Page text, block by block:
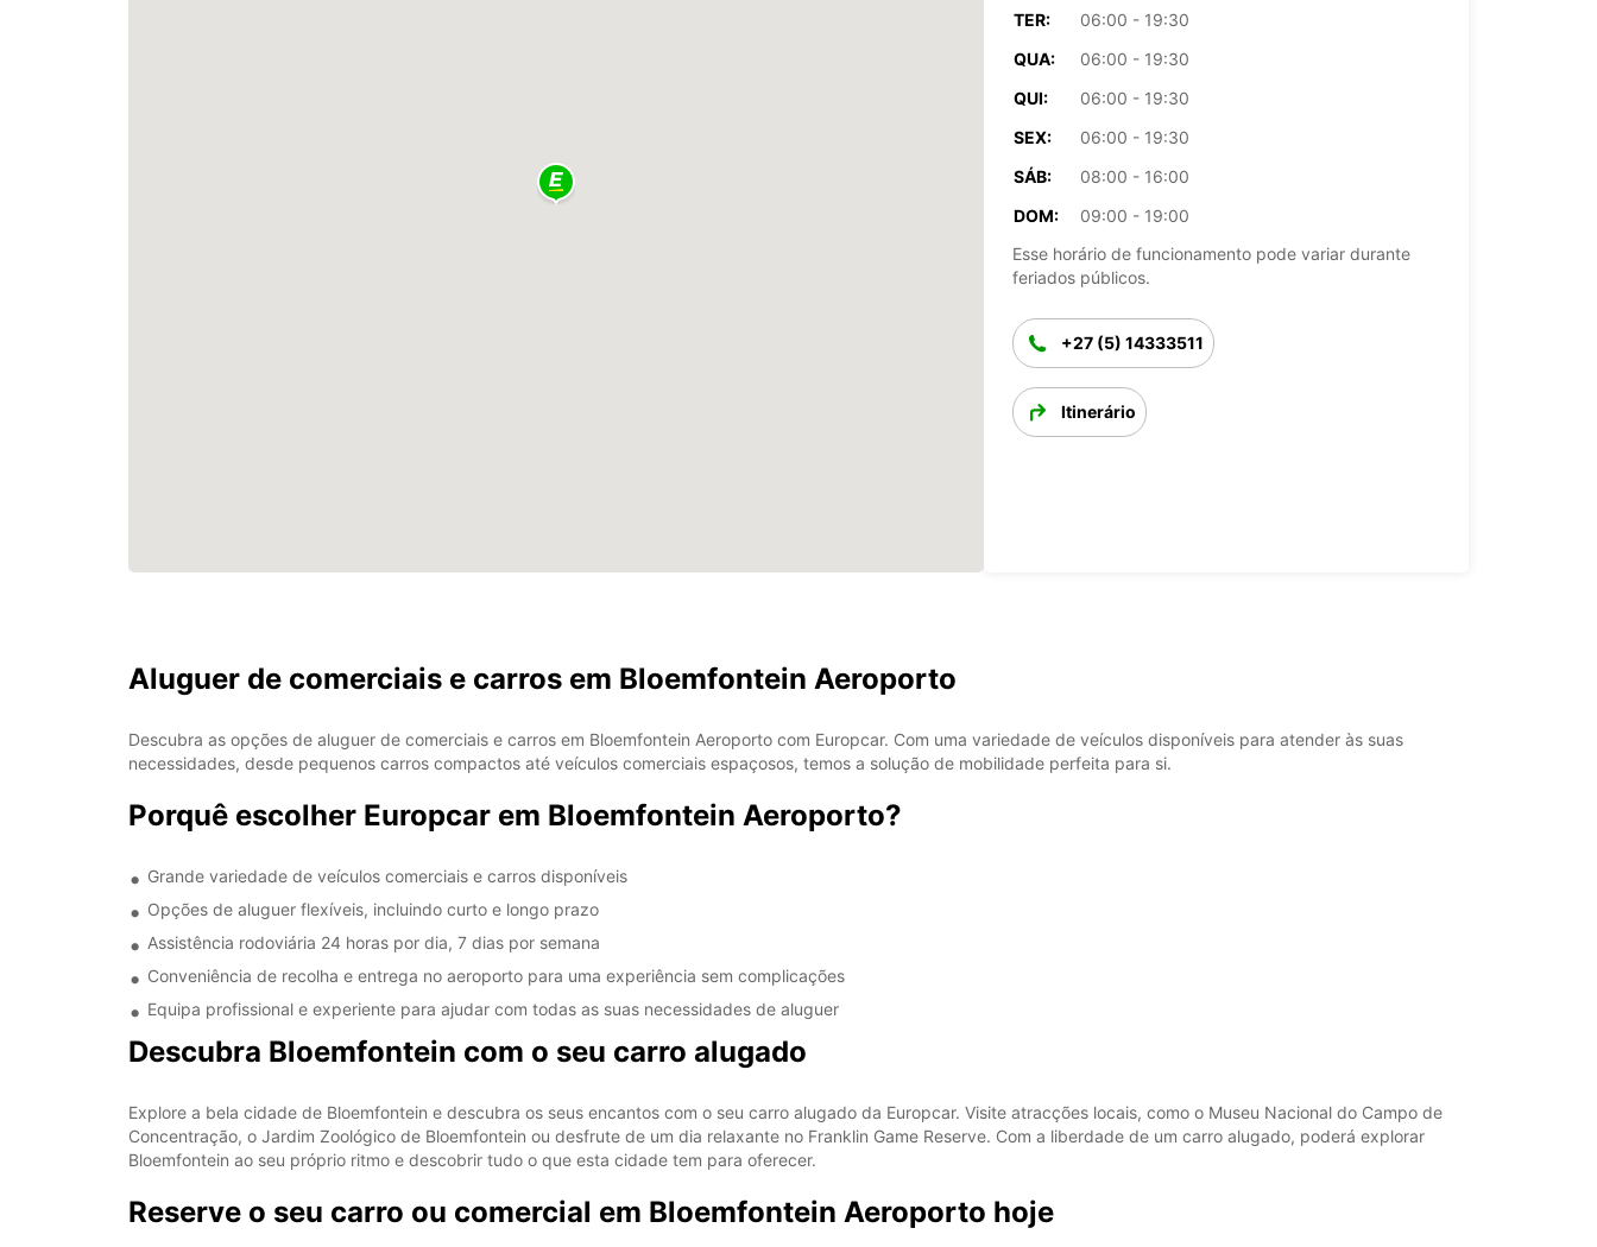
TER:
06:00 - 19:30
QUA:
06:00 - 19:30
QUI:
06:00 - 19:30
SEX:
06:00 - 19:30
SÁB:
08:00 - 16:00
DOM:
09:00 - 19:00
Esse horário de funcionamento pode variar durante
feriados públicos.
+27 (5) 14333511
Itinerário
Aluguer de comerciais e carros em Bloemfontein Aeroporto
Descubra as opções de aluguer de comerciais e carros em Bloemfontein Aeroporto com Europcar. Com uma variedade de veículos disponíveis para atender às suas
necessidades, desde pequenos carros compactos até veículos comerciais espaçosos, temos a solução de mobilidade perfeita para si.
Porquê escolher Europcar em Bloemfontein Aeroporto?
Grande variedade de veículos comerciais e carros disponíveis
Opções de aluguer flexíveis, incluindo curto e longo prazo
Assistência rodoviária 24 horas por dia, 7 dias por semana
Conveniência de recolha e entrega no aeroporto para uma experiência sem complicações
Equipa profissional e experiente para ajudar com todas as suas necessidades de aluguer
Descubra Bloemfontein com o seu carro alugado
Explore a bela cidade de Bloemfontein e descubra os seus encantos com o seu carro alugado da Europcar. Visite atracções locais, como o Museu Nacional do Campo de
Concentração, o Jardim Zoológico de Bloemfontein ou desfrute de um dia relaxante no Franklin Game Reserve. Com a liberdade de um carro alugado, poderá explorar
Bloemfontein ao seu próprio ritmo e descobrir tudo o que esta cidade tem para oferecer.
Reserve o seu carro ou comercial em Bloemfontein Aeroporto hoje